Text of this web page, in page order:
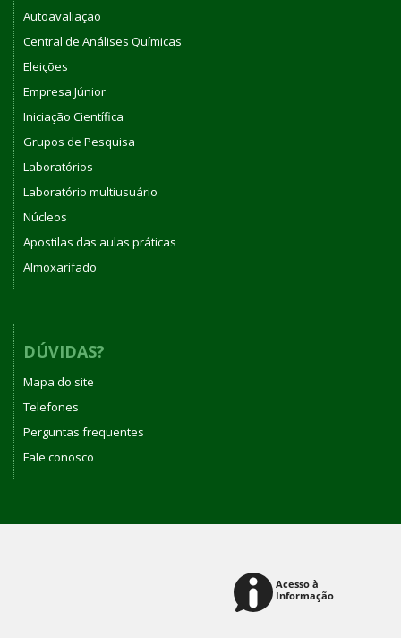
Autoavaliação
Central de Análises Químicas
Eleições
Empresa Júnior
Iniciação Científica
Grupos de Pesquisa
Laboratórios
Laboratório multiusuário
Núcleos
Apostilas das aulas práticas
Almoxarifado
DÚVIDAS?
Mapa do site
Telefones
Perguntas frequentes
Fale conosco